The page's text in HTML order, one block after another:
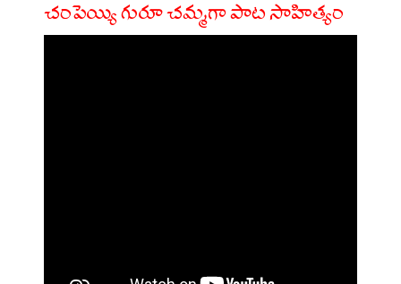
చంపెయ్యి గురూ చమ్మగా పాట సాహిత్యం